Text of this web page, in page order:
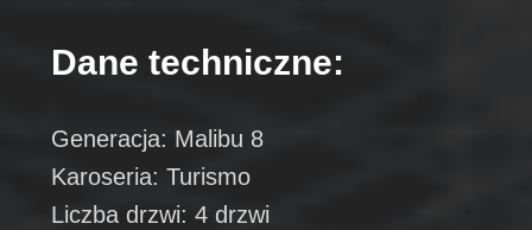
Dane techniczne:
Generacja: Malibu 8
Karoseria: Turismo
Liczba drzwi: 4 drzwi